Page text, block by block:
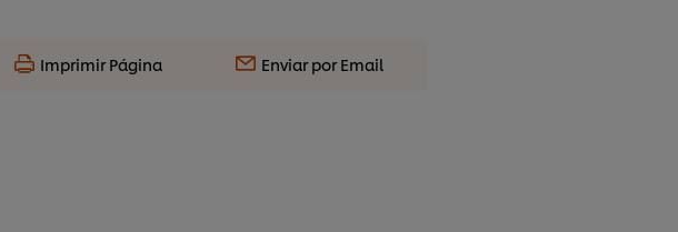
Imprimir Página Enviar por Email